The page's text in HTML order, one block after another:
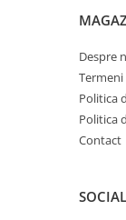
Altele-
Despre
Politica
Politica
Contact
SOCIAL